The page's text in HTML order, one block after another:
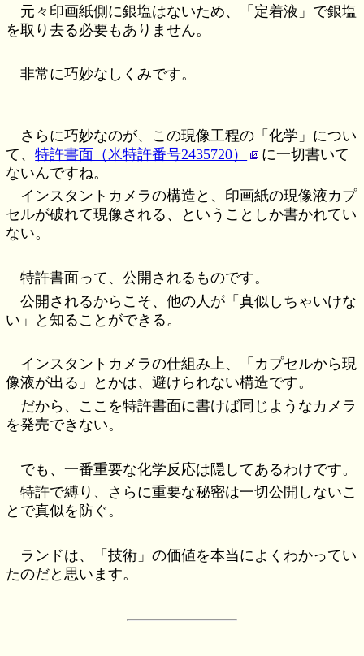
元々印画紙側に銀塩はないため、「定着液」で銀塩
を取り去る必要もありません。
非常に巧妙なしくみです。
さらに巧妙なのが、この現像工程の「化学」につい
て、特許書面（米特許番号2435720）
に一切書いて
ないんですね。
インスタントカメラの構造と、印画紙の現像液カプ
セルが破れて現像される、ということしか書かれてい
ない。
特許書面って、公開されるものです。
公開されるからこそ、他の人が「真似しちゃいけな
い」と知ることができる。
インスタントカメラの仕組み上、「カプセルから現
像液が出る」とかは、避けられない構造です。
だから、ここを特許書面に書けば同じようなカメラ
を発売できない。
でも、一番重要な化学反応は隠してあるわけです。
特許で縛り、さらに重要な秘密は一切公開しないこ
とで真似を防ぐ。
ランドは、「技術」の価値を本当によくわかってい
たのだと思います。